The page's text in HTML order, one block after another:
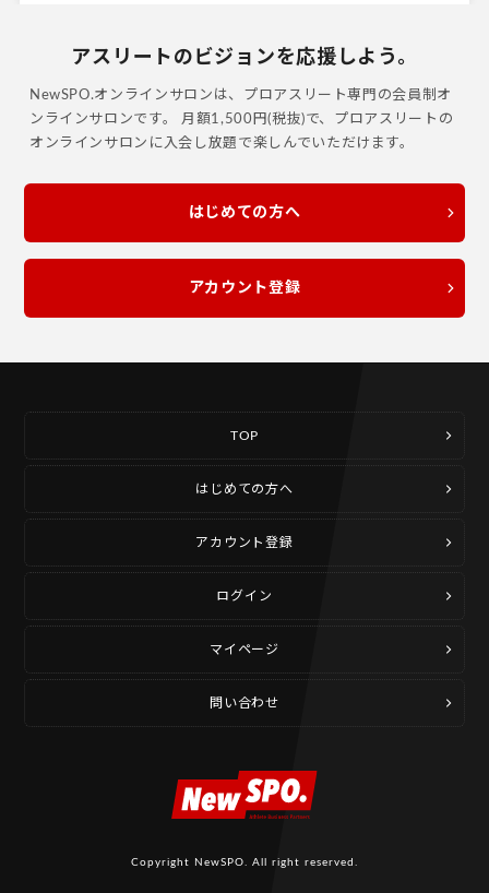
アスリートのビジョンを応援しよう。
NewSPO.オンラインサロンは、プロアスリート専門の会員制オ
ンラインサロンです。
月額1,500円(税抜)で、プロアスリートの
オンラインサロンに入会し放題で楽しんでいただけます。
はじめての方へ
アカウント登録
TOP
はじめての方へ
アカウント登録
ログイン
マイページ
問い合わせ
Copyright NewSPO. All right reserved.